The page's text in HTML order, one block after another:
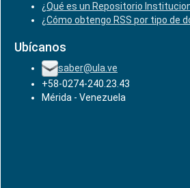
¿Qué es un Repositorio
¿Cómo obtengo RSS por tipo de
Ubícanos
saber@ula.ve
+58-0274-240.23.43
Mérida - Venezuela